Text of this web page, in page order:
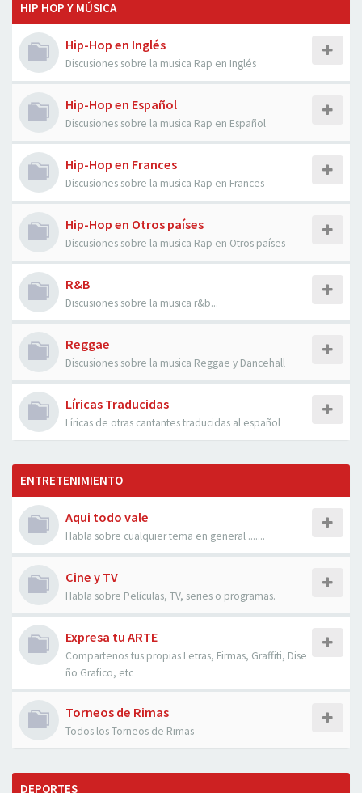
HIP HOP Y MÚSICA
Hip-Hop en Inglés
Discusiones sobre la musica Rap en Inglés
Hip-Hop en Español
Discusiones sobre la musica Rap en Español
Hip-Hop en Frances
Discusiones sobre la musica Rap en Frances
Hip-Hop en Otros países
Discusiones sobre la musica Rap en Otros países
R&B
Discusiones sobre la musica r&b...
Reggae
Discusiones sobre la musica Reggae y Dancehall
Líricas Traducidas
Líricas de otras cantantes traducidas al español
ENTRETENIMIENTO
Aqui todo vale
Habla sobre cualquier tema en general .......
Cine y TV
Habla sobre Películas, TV, series o programas.
Expresa tu ARTE
Compartenos tus propias Letras, Firmas, Graffiti, Dise
ño Grafico, etc
Torneos de Rimas
Todos los Torneos de Rimas
DEPORTES